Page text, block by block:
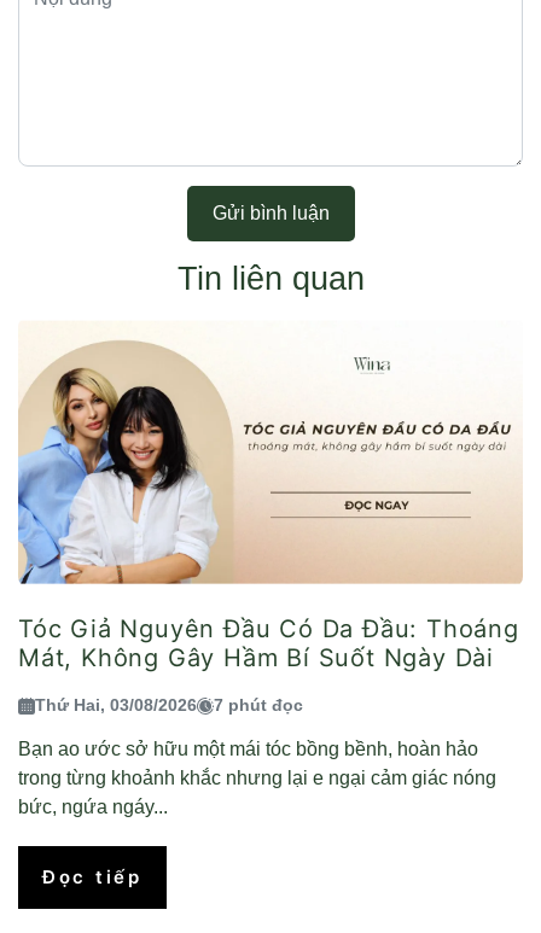
Gửi bình luận
Tin liên quan
Tóc Giả Nguyên Đầu Có Da Đầu: Thoáng
Mát, Không Gây Hầm Bí Suốt Ngày Dài
Thứ Hai, 03/08/2026 7 phút đọc
Bạn ao ước sở hữu một mái tóc bồng bềnh, hoàn hảo
trong từng khoảnh khắc nhưng lại e ngại cảm giác nóng
bức, ngứa ngáy...
Đọc tiếp